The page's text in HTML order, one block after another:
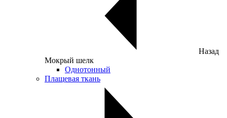
Назад
Мокрый шелк
Однотонный
Плащевая ткань